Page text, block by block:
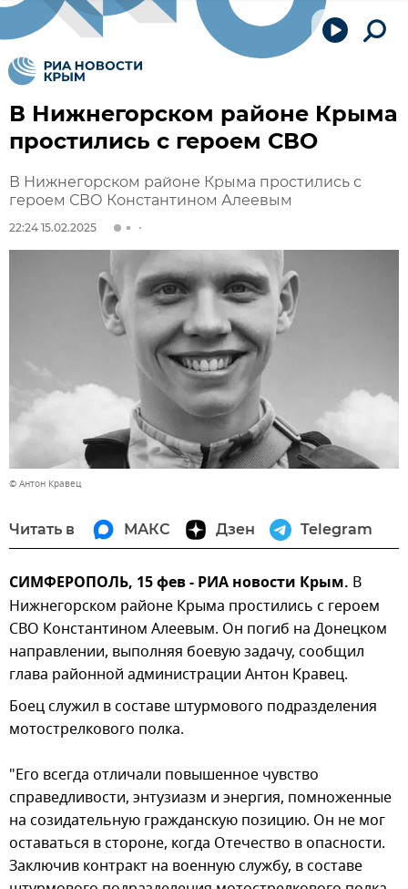
В Нижнегорском районе Крыма
простились с героем СВО
В Нижнегорском районе Крыма простились с
героем СВО Константином Алеевым
22:24 15.02.2025
© Антон Кравец
Читать в МАКС Дзен Telegram
СИМФЕРОПОЛЬ, 15 фев - РИА новости Крым. В
Нижнегорском районе Крыма простились с героем
СВО Константином Алеевым. Он погиб на Донецком
направлении, выполняя боевую задачу, сообщил
глава районной администрации Антон Кравец.
Боец служил в составе штурмового подразделения
мотострелкового полка.
"Его всегда отличали повышенное чувство
справедливости, энтузиазм и энергия, помноженные
на созидательную гражданскую позицию. Он не мог
оставаться в стороне, когда Отечество в опасности.
Заключив контракт на военную службу, в составе